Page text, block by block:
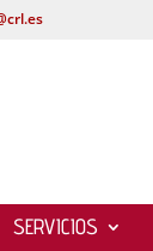
SERVICIOS